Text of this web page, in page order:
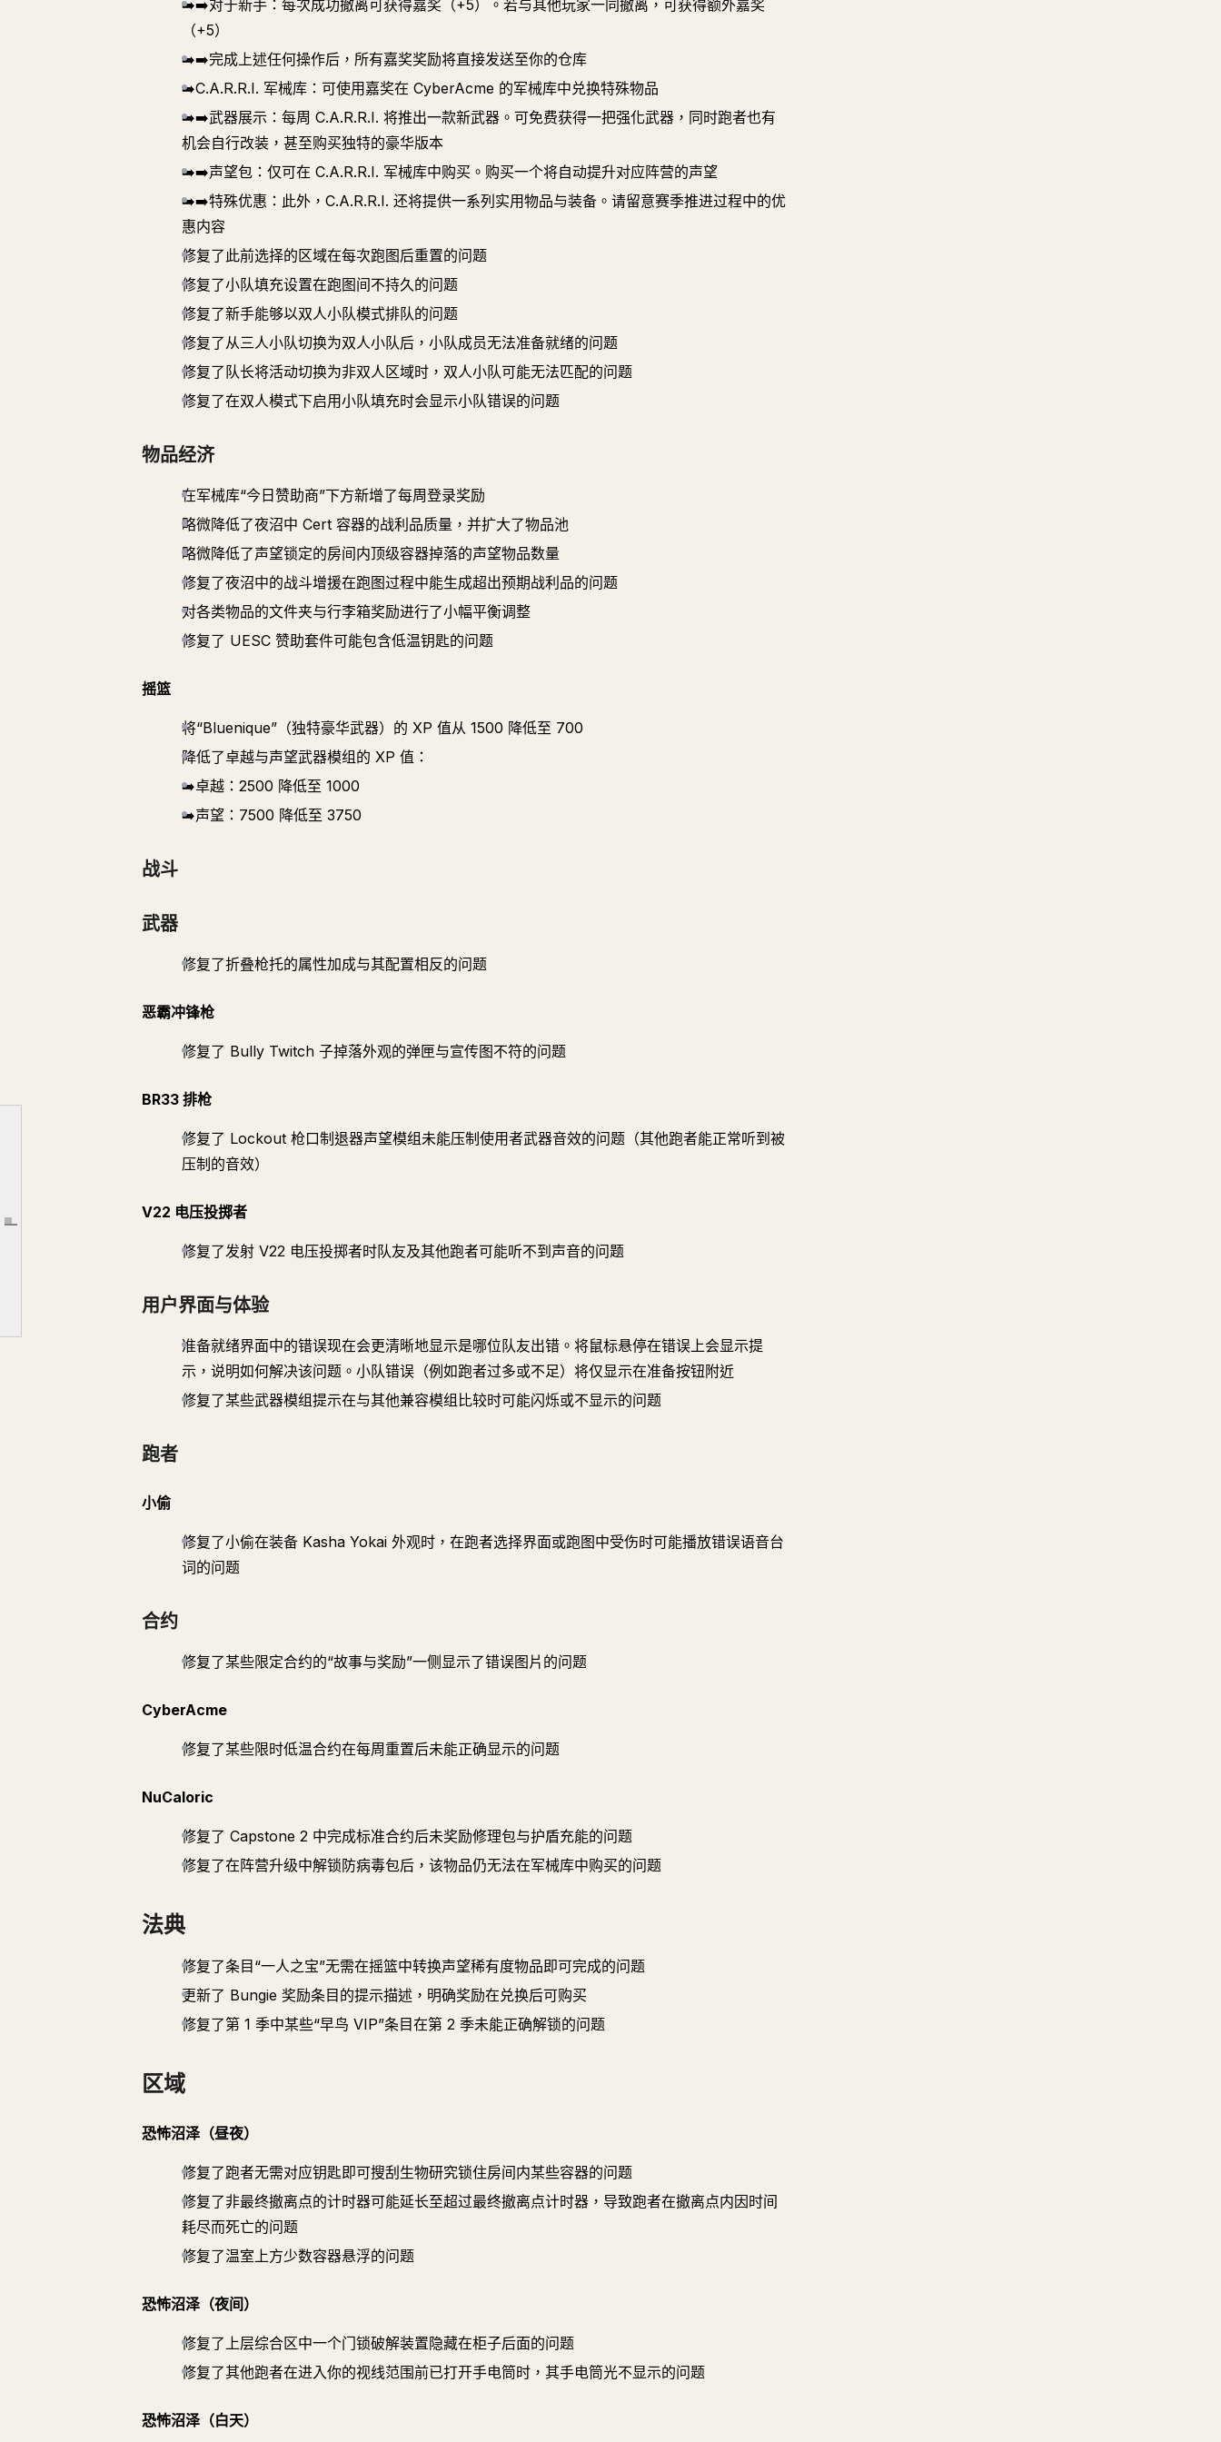
文章大綱
➡️➡️对于新手：每次成功撤离可获得嘉奖（+5）。若与其他玩家一同撤离，可获得额外嘉奖
（+5）
➡️➡️完成上述任何操作后，所有嘉奖奖励将直接发送至你的仓库
➡️C.A.R.R.I. 军械库：可使用嘉奖在 CyberAcme 的军械库中兑换特殊物品
➡️➡️武器展示：每周 C.A.R.R.I. 将推出一款新武器。可免费获得一把强化武器，同时跑者也有
机会自行改装，甚至购买独特的豪华版本
➡️➡️声望包：仅可在 C.A.R.R.I. 军械库中购买。购买一个将自动提升对应阵营的声望
➡️➡️特殊优惠：此外，C.A.R.R.I. 还将提供一系列实用物品与装备。请留意赛季推进过程中的优
惠内容
修复了此前选择的区域在每次跑图后重置的问题
修复了小队填充设置在跑图间不持久的问题
修复了新手能够以双人小队模式排队的问题
修复了从三人小队切换为双人小队后，小队成员无法准备就绪的问题
修复了队长将活动切换为非双人区域时，双人小队可能无法匹配的问题
修复了在双人模式下启用小队填充时会显示小队错误的问题
物品经济
在军械库“今日赞助商”下方新增了每周登录奖励
略微降低了夜沼中 Cert 容器的战利品质量，并扩大了物品池
略微降低了声望锁定的房间内顶级容器掉落的声望物品数量
修复了夜沼中的战斗增援在跑图过程中能生成超出预期战利品的问题
对各类物品的文件夹与行李箱奖励进行了小幅平衡调整
修复了 UESC 赞助套件可能包含低温钥匙的问题
摇篮
将“Bluenique”（独特豪华武器）的 XP 值从 1500 降低至 700
降低了卓越与声望武器模组的 XP 值：
➡️卓越：2500 降低至 1000
➡️声望：7500 降低至 3750
战斗
武器
修复了折叠枪托的属性加成与其配置相反的问题
恶霸冲锋枪
修复了 Bully Twitch 子掉落外观的弹匣与宣传图不符的问题
BR33 排枪
修复了 Lockout 枪口制退器声望模组未能压制使用者武器音效的问题（其他跑者能正常听到被
压制的音效）
V22 电压投掷者
修复了发射 V22 电压投掷者时队友及其他跑者可能听不到声音的问题
用户界面与体验
准备就绪界面中的错误现在会更清晰地显示是哪位队友出错。将鼠标悬停在错误上会显示提
示，说明如何解决该问题。小队错误（例如跑者过多或不足）将仅显示在准备按钮附近
修复了某些武器模组提示在与其他兼容模组比较时可能闪烁或不显示的问题
跑者
小偷
修复了小偷在装备 Kasha Yokai 外观时，在跑者选择界面或跑图中受伤时可能播放错误语音台
词的问题
合约
修复了某些限定合约的“故事与奖励”一侧显示了错误图片的问题
CyberAcme
修复了某些限时低温合约在每周重置后未能正确显示的问题
NuCaloric
修复了 Capstone 2 中完成标准合约后未奖励修理包与护盾充能的问题
修复了在阵营升级中解锁防病毒包后，该物品仍无法在军械库中购买的问题
法典
修复了条目“一人之宝”无需在摇篮中转换声望稀有度物品即可完成的问题
更新了 Bungie 奖励条目的提示描述，明确奖励在兑换后可购买
修复了第 1 季中某些“早鸟 VIP”条目在第 2 季未能正确解锁的问题
区域
恐怖沼泽（昼夜）
修复了跑者无需对应钥匙即可搜刮生物研究锁住房间内某些容器的问题
修复了非最终撤离点的计时器可能延长至超过最终撤离点计时器，导致跑者在撤离点内因时间
耗尽而死亡的问题
修复了温室上方少数容器悬浮的问题
恐怖沼泽（夜间）
修复了上层综合区中一个门锁破解装置隐藏在柜子后面的问题
修复了其他跑者在进入你的视线范围前已打开手电筒时，其手电筒光不显示的问题
恐怖沼泽（白天）